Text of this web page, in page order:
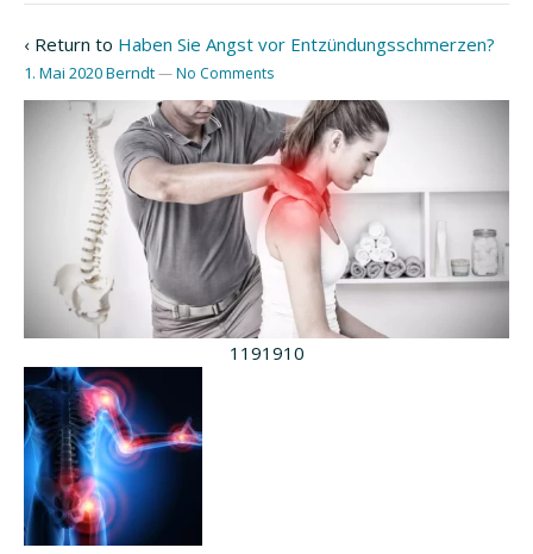
‹ Return to Haben Sie Angst vor Entzündungsschmerzen?
1. Mai 2020Berndt—No Comments
1191910